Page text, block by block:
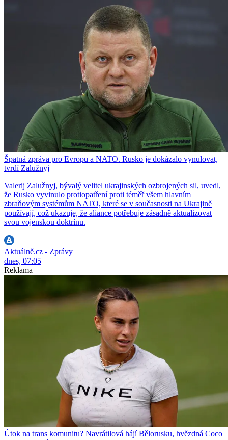
Špatná zpráva pro Evropu a NATO. Rusko je dokázalo vynulovat,
tvrdí Zalužnyj
Valerij Zalužnyj, bývalý velitel ukrajinských ozbrojených sil, uvedl,
že Rusko vyvinulo protiopatření proti téměř všem hlavním
zbraňovým systémům NATO, které se v současnosti na Ukrajině
používají, což ukazuje, že aliance potřebuje zásadně aktualizovat
svou vojenskou doktrínu.
Aktuálně.cz - Zprávy
dnes, 07:05
Reklama
Útok na trans komunitu? Navrátilová hájí Bělorusku, hvězdná Coco